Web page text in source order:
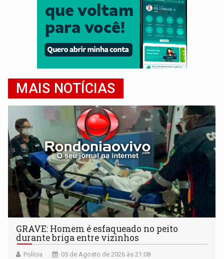
MAIS NOTÍCIAS
GRAVE: Homem é esfaqueado no peito
durante briga entre vizinhos
Polícia 05 de Agosto de 2026 às 21:08